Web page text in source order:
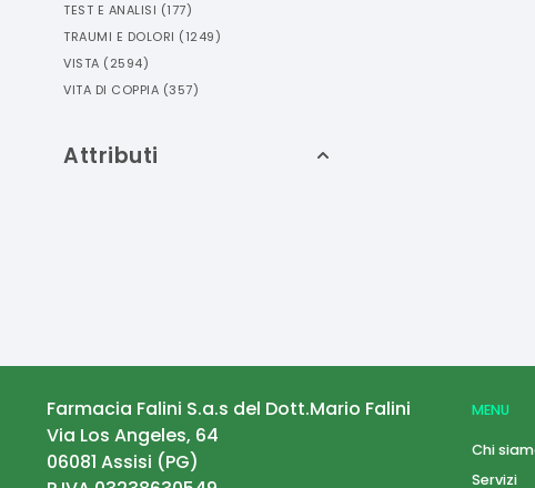
TEST E ANALISI (177)
TRAUMI E DOLORI (1249)
VISTA (2594)
VITA DI COPPIA (357)
Attributi
Farmacia Falini S.a.s del Dott.Mario Falini
Via Los Angeles, 64
06081 Assisi (PG)
MENU
Chi
Servizi